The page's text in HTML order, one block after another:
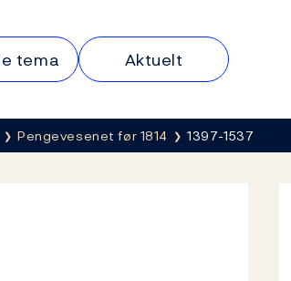
tema Aktuelt
Pengevesenet før 1814 1397-1537